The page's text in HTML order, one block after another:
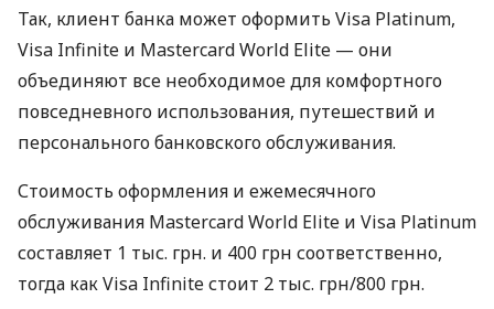
Так, клиент банка может оформить Visa Platinum,
Visa Infinite и Mastercard World Elite — они
объединяют все необходимое для комфортного
повседневного использования, путешествий и
персонального банковского обслуживания.
Стоимость оформления и ежемесячного
обслуживания Mastercard World Elite и Visa Platinum
составляет 1 тыс. грн. и 400 грн соответственно,
тогда как Visa Infinite стоит 2 тыс. грн/800 грн.